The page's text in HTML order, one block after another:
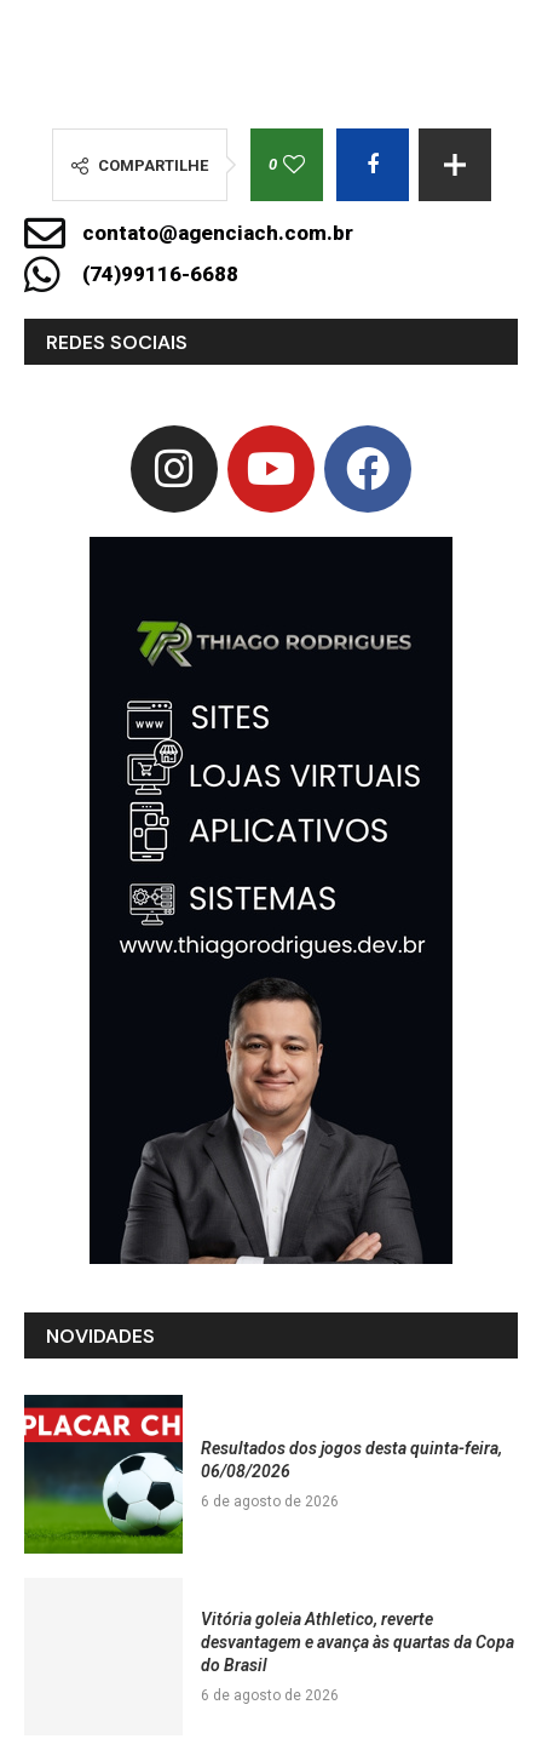
COMPARTILHE 0
contato@agenciach.com.br
(74)99116-6688
REDES SOCIAIS
NOVIDADES
Resultados dos jogos desta quinta-feira,
06/08/2026
6 de agosto de 2026
Vitória goleia Athletico, reverte
desvantagem e avança às quartas da Copa
do Brasil
6 de agosto de 2026